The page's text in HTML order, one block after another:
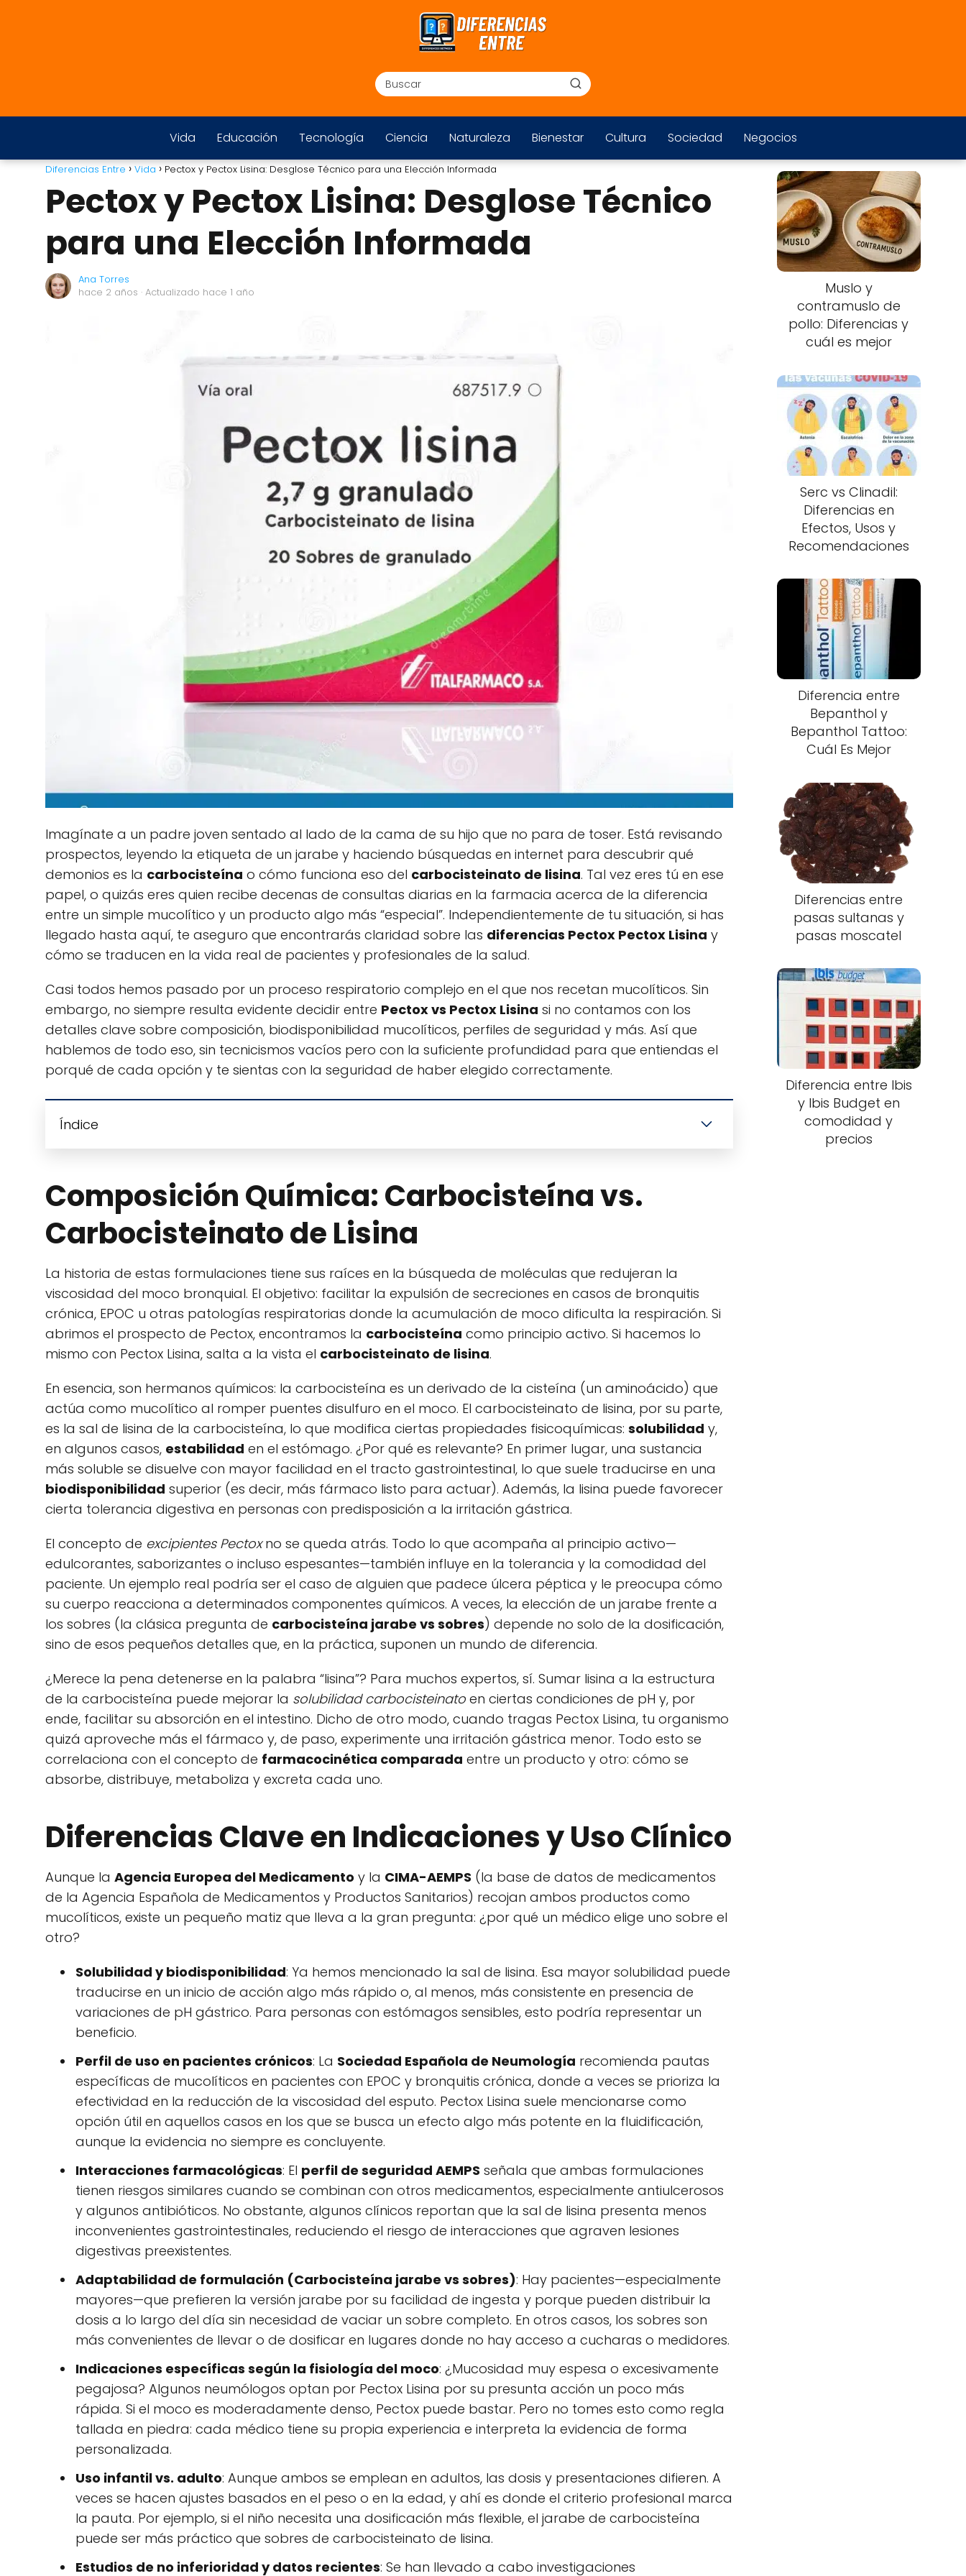
Vida Educación Tecnología Ciencia Naturaleza Bienestar Cultura Sociedad Negocios
Diferencias Entre Vida Pectox y Pectox Lisina: Desglose Técnico para una Elección Informada
Pectox y Pectox Lisina: Desglose Técnico
para una Elección Informada
Ana Torres
hace 2 años · Actualizado hace 1 año
Imagínate a un padre joven sentado al lado de la cama de su hijo que no para de toser. Está revisando
prospectos, leyendo la etiqueta de un jarabe y haciendo búsquedas en internet para descubrir qué
demonios es la carbocisteína o cómo funciona eso del carbocisteinato de lisina. Tal vez eres tú en ese
papel, o quizás eres quien recibe decenas de consultas diarias en la farmacia acerca de la diferencia
entre un simple mucolítico y un producto algo más “especial”. Independientemente de tu situación, si has
llegado hasta aquí, te aseguro que encontrarás claridad sobre las diferencias Pectox Pectox Lisina y
cómo se traducen en la vida real de pacientes y profesionales de la salud.
Casi todos hemos pasado por un proceso respiratorio complejo en el que nos recetan mucolíticos. Sin
embargo, no siempre resulta evidente decidir entre Pectox vs Pectox Lisina si no contamos con los
detalles clave sobre composición, biodisponibilidad mucolíticos, perfiles de seguridad y más. Así que
hablemos de todo eso, sin tecnicismos vacíos pero con la suficiente profundidad para que entiendas el
porqué de cada opción y te sientas con la seguridad de haber elegido correctamente.
Índice
Composición Química: Carbocisteína vs.
Carbocisteinato de Lisina
La historia de estas formulaciones tiene sus raíces en la búsqueda de moléculas que redujeran la
viscosidad del moco bronquial. El objetivo: facilitar la expulsión de secreciones en casos de bronquitis
crónica, EPOC u otras patologías respiratorias donde la acumulación de moco dificulta la respiración. Si
abrimos el prospecto de Pectox, encontramos la carbocisteína como principio activo. Si hacemos lo
mismo con Pectox Lisina, salta a la vista el carbocisteinato de lisina.
En esencia, son hermanos químicos: la carbocisteína es un derivado de la cisteína (un aminoácido) que
actúa como mucolítico al romper puentes disulfuro en el moco. El carbocisteinato de lisina, por su parte,
es la sal de lisina de la carbocisteína, lo que modifica ciertas propiedades fisicoquímicas: solubilidad y,
en algunos casos, estabilidad en el estómago. ¿Por qué es relevante? En primer lugar, una sustancia
más soluble se disuelve con mayor facilidad en el tracto gastrointestinal, lo que suele traducirse en una
biodisponibilidad superior (es decir, más fármaco listo para actuar). Además, la lisina puede favorecer
cierta tolerancia digestiva en personas con predisposición a la irritación gástrica.
El concepto de excipientes Pectoxno se queda atrás. Todo lo que acompaña al principio activo—
edulcorantes, saborizantes o incluso espesantes—también influye en la tolerancia y la comodidad del
paciente. Un ejemplo real podría ser el caso de alguien que padece úlcera péptica y le preocupa cómo
su cuerpo reacciona a determinados componentes químicos. A veces, la elección de un jarabe frente a
los sobres (la clásica pregunta de carbocisteína jarabe vs sobres) depende no solo de la dosificación,
sino de esos pequeños detalles que, en la práctica, suponen un mundo de diferencia.
¿Merece la pena detenerse en la palabra “lisina”? Para muchos expertos, sí. Sumar lisina a la estructura
de la carbocisteína puede mejorar la solubilidad carbocisteinato en ciertas condiciones de pH y, por
ende, facilitar su absorción en el intestino. Dicho de otro modo, cuando tragas Pectox Lisina, tu organismo
quizá aproveche más el fármaco y, de paso, experimente una irritación gástrica menor. Todo esto se
correlaciona con el concepto de farmacocinética comparada entre un producto y otro: cómo se
absorbe, distribuye, metaboliza y excreta cada uno.
Diferencias Clave en Indicaciones y Uso Clínico
Aunque la Agencia Europea del Medicamento y la CIMA-AEMPS (la base de datos de medicamentos
de la Agencia Española de Medicamentos y Productos Sanitarios) recojan ambos productos como
mucolíticos, existe un pequeño matiz que lleva a la gran pregunta: ¿por qué un médico elige uno sobre el
otro?
Solubilidad y biodisponibilidad: Ya hemos mencionado la sal de lisina. Esa mayor solubilidad puede
traducirse en un inicio de acción algo más rápido o, al menos, más consistente en presencia de
variaciones de pH gástrico. Para personas con estómagos sensibles, esto podría representar un
beneficio.
Perfil de uso en pacientes crónicos: La Sociedad Española de Neumología recomienda pautas
específicas de mucolíticos en pacientes con EPOC y bronquitis crónica, donde a veces se prioriza la
efectividad en la reducción de la viscosidad del esputo. Pectox Lisina suele mencionarse como
opción útil en aquellos casos en los que se busca un efecto algo más potente en la fluidificación,
aunque la evidencia no siempre es concluyente.
Interacciones farmacológicas: El perfil de seguridad AEMPS señala que ambas formulaciones
tienen riesgos similares cuando se combinan con otros medicamentos, especialmente antiulcerosos
y algunos antibióticos. No obstante, algunos clínicos reportan que la sal de lisina presenta menos
inconvenientes gastrointestinales, reduciendo el riesgo de interacciones que agraven lesiones
digestivas preexistentes.
Adaptabilidad de formulación (Carbocisteína jarabe vs sobres): Hay pacientes—especialmente
mayores—que prefieren la versión jarabe por su facilidad de ingesta y porque pueden distribuir la
dosis a lo largo del día sin necesidad de vaciar un sobre completo. En otros casos, los sobres son
más convenientes de llevar o de dosificar en lugares donde no hay acceso a cucharas o medidores.
Indicaciones específicas según la fisiología del moco: ¿Mucosidad muy espesa o excesivamente
pegajosa? Algunos neumólogos optan por Pectox Lisina por su presunta acción un poco más
rápida. Si el moco es moderadamente denso, Pectox puede bastar. Pero no tomes esto como regla
tallada en piedra: cada médico tiene su propia experiencia e interpreta la evidencia de forma
personalizada.
Uso infantil vs. adulto: Aunque ambos se emplean en adultos, las dosis y presentaciones difieren. A
veces se hacen ajustes basados en el peso o en la edad, y ahí es donde el criterio profesional marca
la pauta. Por ejemplo, si el niño necesita una dosificación más flexible, el jarabe de carbocisteína
puede ser más práctico que sobres de carbocisteinato de lisina.
Estudios de no inferioridad y datos recientes: Se han llevado a cabo investigaciones
Muslo y
contramuslo de
pollo: Diferencias y
cuál es mejor
Serc vs Clinadil:
Diferencias en
Efectos, Usos y
Recomendaciones
Diferencia entre
Bepanthol y
Bepanthol Tattoo:
Cuál Es Mejor
Diferencias entre
pasas sultanas y
pasas moscatel
Diferencia entre Ibis
y Ibis Budget en
comodidad y
precios